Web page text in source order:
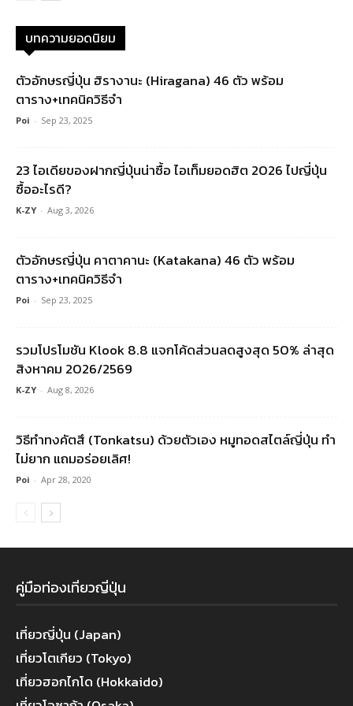
บทความยอดนิยม
ตัวอักษรญี่ปุ่น ฮิรางานะ (Hiragana) 46 ตัว พร้อม
ตาราง+เทคนิควิธีจำ
Poi - Sep 23, 2025
23 ไอเดียของฝากญี่ปุ่นน่าซื้อ ไอเท็มยอดฮิต 2026 ไปญี่ปุ่น
ซื้ออะไรดี?
K-ZY - Aug 3, 2026
ตัวอักษรญี่ปุ่น คาตาคานะ (Katakana) 46 ตัว พร้อม
ตาราง+เทคนิควิธีจำ
Poi - Sep 23, 2025
รวมโปรโมชัน Klook 8.8 แจกโค้ดส่วนลดสูงสุด 50% ล่าสุด
สิงหาคม 2026/2569
K-ZY - Aug 8, 2026
วิธีทำทงคัตสึ (Tonkatsu) ด้วยตัวเอง หมูทอดสไตล์ญี่ปุ่น ทำ
ไม่ยาก แถมอร่อยเลิศ!
Poi - Apr 28, 2020
คู่มือท่องเที่ยวญี่ปุ่น
เที่ยวญี่ปุ่น (Japan)
เที่ยวโตเกียว (Tokyo)
เที่ยวฮอกไกโด (Hokkaido)